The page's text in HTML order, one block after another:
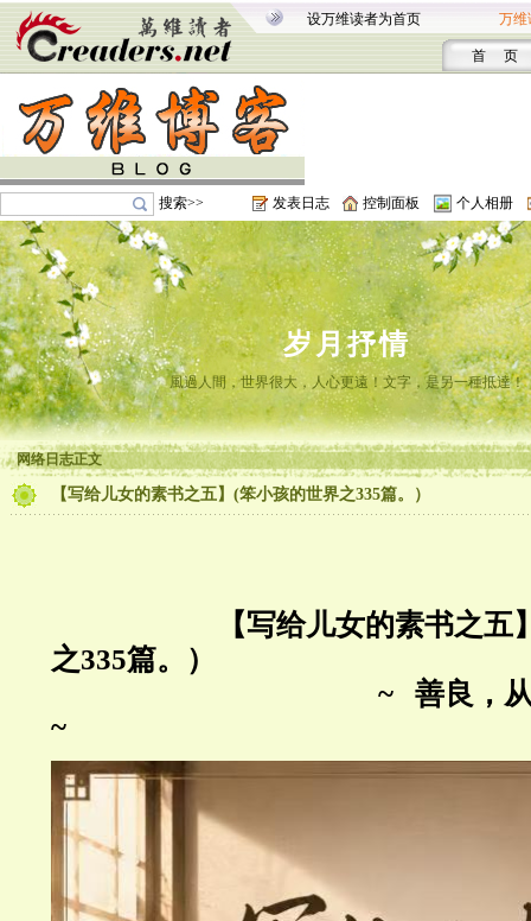
设万维读者为首页 万维
首 页
搜索>> 发表日志 控制面板 个人相册
岁月抒情
風過人間，世界很大，人心更遠！文字，是另一種抵達！
网络日志正文
【写给儿女的素书之五】(笨小孩的世界之335篇。）
【写给儿女的素书之五
之335篇。）
~ 善良 ，
~